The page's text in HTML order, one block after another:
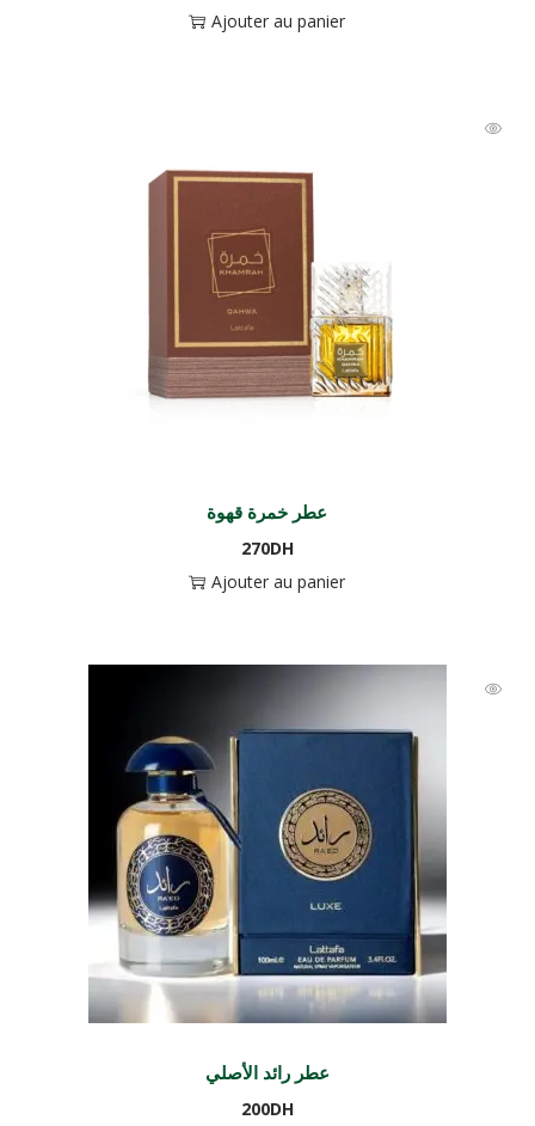
Ajouter au panier
عطر خمرة قهوة
270DH
Ajouter au panier
عطر رائد الأصلي
200DH